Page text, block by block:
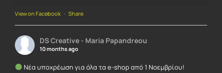
View on Facebook · Share
DS Creative - Maria Papandreou
10 months ago
Νέα υποχρέωση για όλα τα e-shop από 1 Νοεμβρίου!